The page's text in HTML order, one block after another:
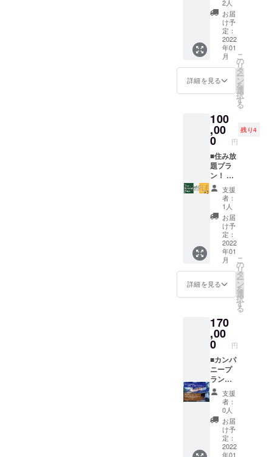
ンデコ
ンディ
ショ
ン、レ
ベルに
より変
更しま
す。）
ヨガ
レッス
ンはThe
Retreat
Place
での実
施とな
りま
す。
※体験時
間：
SUP体
験 ～2
時間
スノー
ボード
レッス
ン～3時
間 ヨ
ガレッ
スン～1
時間
※体験期
季（12
月～4
月）は
ヨガ
レッス
ンもし
くはス
ノー
ボード
レッス
ンのみ
になり
ます。
※有効
期限：
をおね
がいし
ます！
※日程調
整およ
びミー
ティン
リター
ン送付
でお知
らせし
ます！
FF！
※全宿泊
日にて
ご利用
いただ
けま
す！
大歓
迎！
★「備
考欄」
にご希
望の日
時で第
三希望
入力く
ださ
い。 (※
車両の
都合で1
グルー
プ3名ま
で、た
だしお
車をお
持ちで
当日も
別途ご
用意・
ご移動
が可能
なグ
ループ
ては、5
まで承
ります)
(※所要
時間は
2〜3時
間程度
を予定
してい
ます
が、ご
相談に
応じま
す) (※写
真はレ
※宿泊
券で
は、完
成した
ゲスト
ハウス
に素泊
まりで
してい
ただけ
なお、
お部屋
はドミ
トリー
のお部
屋にな
りま
す。
※宿泊約
款に同
意いた
だく必
要がご
ざいま
す。
※有効期
限：リ
ターン
発送日
から〜
の前日
で最初
のご宿
泊日よ
り1ヶ月
間（31
日後の
チェッ
クアウ
トま
で）で
す。初
回ご利
用時に
2人
お届
け予
定：
2022
年01
月
詳細を見る
こ
の
リ
タ
ー
ン
を
選
択
す
る
100
,00
0 円
残り4
■住み放
題プラ
ン！ ・
2ヶ月住
み放題
プラン
※宿泊
券で
は、完
成した
ゲスト
ハウス
に素泊
まりで
してい
ただけ
なお、
お部屋
はドミ
トリー
のお部
屋にな
りま
す。
※宿泊約
款に同
意いた
だく必
要がご
ざいま
支援
者：
1人
お届
け予
定：
2022
年01
月
詳細を見る
こ
の
リ
タ
ー
ン
を
選
択
す
る
170
,00
0 円
■カンパ
ニープ
ラン！
企業様
向け！
・年間
宿泊割
引券（※
ドミト
リー通
支援
者：
0人
お届
け予
定：
2022
年01